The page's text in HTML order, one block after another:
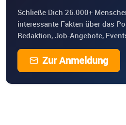
Schließe Dich 26.000+
interessante Fakten über das
Redaktion, Job-Angebote,
Zur Anmeldung